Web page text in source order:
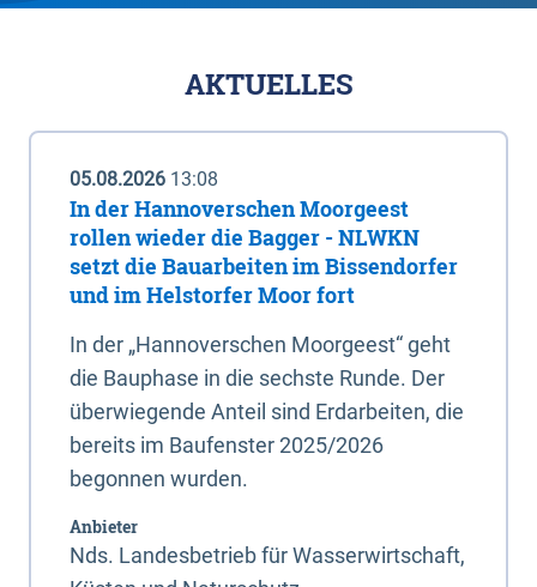
AKTUELLES
05.08.2026 13:08
In der Hannoverschen Moorgeest
rollen wieder die Bagger - NLWKN
setzt die Bauarbeiten im Bissendorfer
und im Helstorfer Moor fort
In der „Hannoverschen Moorgeest“ geht
die Bauphase in die sechste Runde. Der
überwiegende Anteil sind Erdarbeiten, die
bereits im Baufenster 2025/2026
begonnen wurden.
Anbieter
Nds. Landesbetrieb für Wasserwirtschaft,